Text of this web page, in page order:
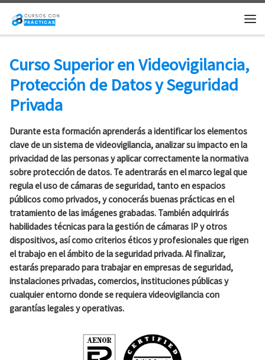
Saltar al contenido
Curso Superior en Videovigilancia,
Protección de Datos y Seguridad
Privada
Durante esta formación aprenderás a identificar los elementos
clave de un sistema de videovigilancia, analizar su impacto en la
privacidad de las personas y aplicar correctamente la normativa
sobre protección de datos. Te adentrarás en el marco legal que
regula el uso de cámaras de seguridad, tanto en espacios
públicos como privados, y conocerás buenas prácticas en el
tratamiento de las imágenes grabadas. También adquirirás
habilidades técnicas para la gestión de cámaras IP y otros
dispositivos, así como criterios éticos y profesionales que rigen
el trabajo en el ámbito de la seguridad privada. Al finalizar,
estarás preparado para trabajar en empresas de seguridad,
instalaciones privadas, comercios, instituciones públicas y
cualquier entorno donde se requiera videovigilancia con
garantías legales y operativas.